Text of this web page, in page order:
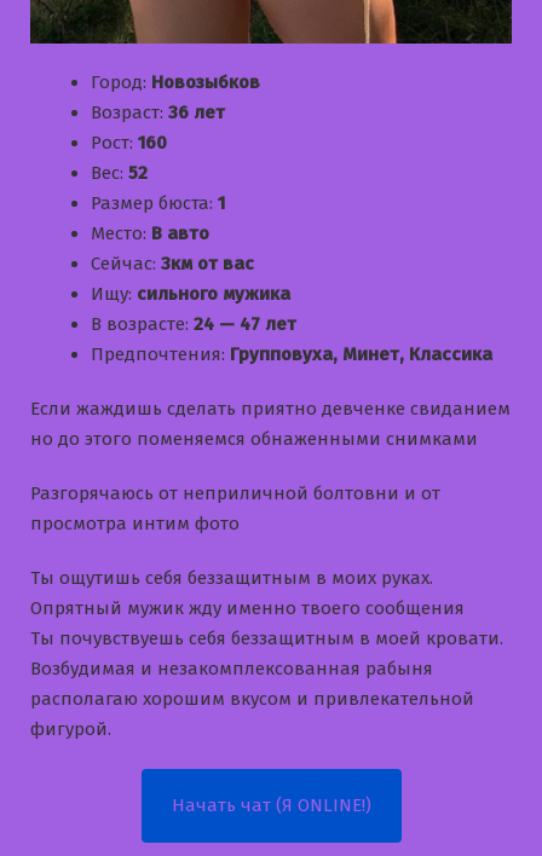
Город: Новозыбков
Возраст: 36 лет
Рост: 160
Вес: 52
Размер бюста: 1
Место: В авто
Сейчас: 3км от вас
Ищу: сильного мужика
В возрасте: 24 — 47 лет
Предпочтения: Групповуха, Минет, Классика
Если жаждишь сделать приятно девченке свиданием
но до этого поменяемся обнаженными снимками
Разгорячаюсь от неприличной болтовни и от
просмотра интим фото
Ты ощутишь себя беззащитным в моих руках.
Опрятный мужик жду именно твоего сообщения
Ты почувствуешь себя беззащитным в моей кровати.
Возбудимая и незакомплексованная рабыня
располагаю хорошим вкусом и привлекательной
фигурой.
Начать чат (Я ONLINE!)